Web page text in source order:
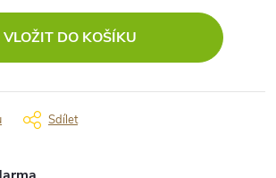
VLOŽIT DO KOŠÍKU
Sdílet